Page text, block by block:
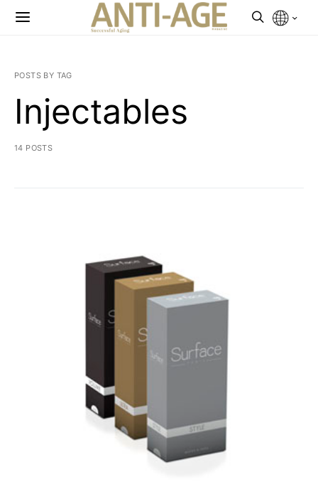
POSTS BY TAG
Injectables
14 POSTS